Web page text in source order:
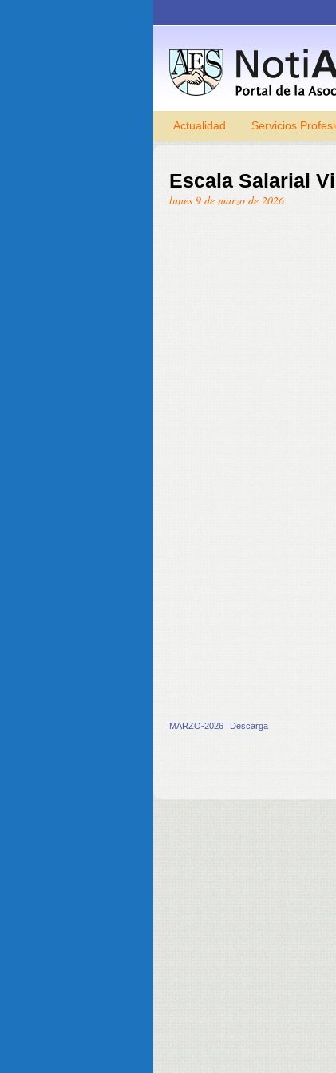
Actualidad Servicios
Escala Salarial
lunes 9 de marzo de 2026
MARZO-2026 Descarga